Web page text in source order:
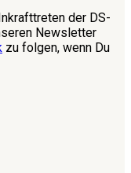
der DS-
Newsletter
zu folgen, wenn Du